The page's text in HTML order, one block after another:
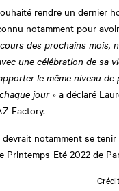
rendre un dernier
notamment pour
des prochains mois,
une célébration de sa
le même niveau de
jour» a déclaré
Factory.
notamment se tenir
Printemps-Eté 2022 de